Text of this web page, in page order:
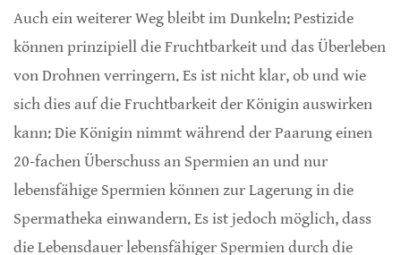
Auch ein weiterer Weg bleibt im Dunkeln: Pestizide
können prinzipiell die Fruchtbarkeit und das Überleben
von Drohnen verringern. Es ist nicht klar, ob und wie
sich dies auf die Fruchtbarkeit der Königin auswirken
kann: Die Königin nimmt während der Paarung einen
20-fachen Überschuss an Spermien an und nur
lebensfähige Spermien können zur Lagerung in die
Spermatheka einwandern. Es ist jedoch möglich, dass
die Lebensdauer lebensfähiger Spermien durch die